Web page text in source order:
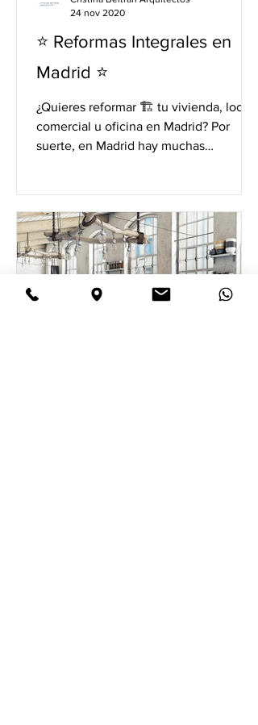
⭐️ Reformas Integrales en
Madrid ⭐️
¿Quieres reformar 🏗 tu vivienda, local
comercial u oficina en Madrid? Por
suerte, en Madrid hay muchas
24 nov 2020